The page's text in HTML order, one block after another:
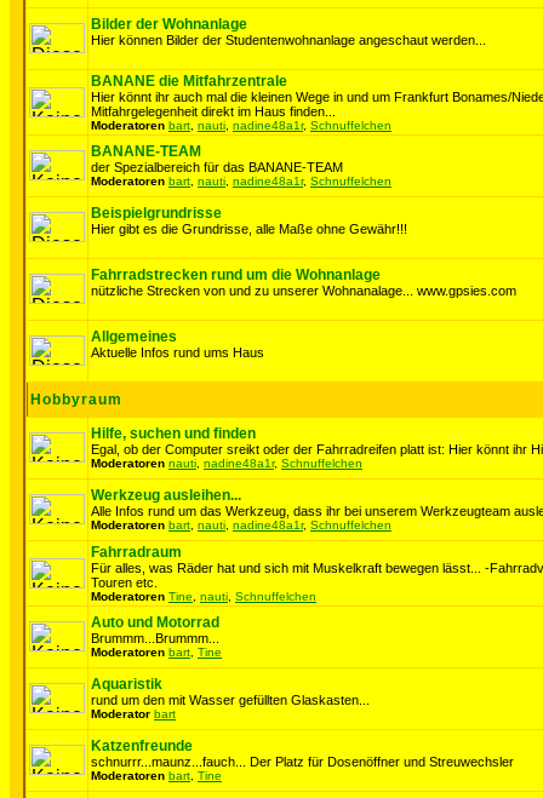
Bilder der Wohnanlage
Hier können Bilder der Studentenwohnanlage angeschaut werden...
BANANE die Mitfahrzentrale
Hier könnt ihr auch mal die kleinen Wege in und um Frankfurt Bonames/
Mitfahrgelegenheit direkt im Haus finden...
Moderatoren bart nauti nadine48a1r, Schnuffelchen
BANANE-TEAM
der Spezialbereich für das BANANE-TEAM
Moderatoren bart nauti nadine48a1r, Schnuffelchen
Beispielgrundrisse
Hier gibt es die Grundrisse, alle Maße ohne Gewähr!!!
Fahrradstrecken rund um die Wohnanlage
nützliche Strecken von und zu unserer Wohnanalage... www.gpsies.com
Allgemeines
Aktuelle Infos rund ums Haus
Hobbyraum
Hilfe, suchen und finden
Egal, ob der Computer sreikt oder der Fahrradreifen platt ist: Hier könnt ihr
Moderatoren nauti nadine48a1r, Schnuffelchen
Werkzeug ausleihen...
Alle Infos rund um das Werkzeug, dass ihr bei unserem Werkzeugteam
Moderatoren bart nauti nadine48a1r, Schnuffelchen
Fahrradraum
Für alles, was Räder hat und sich mit Muskelkraft bewegen lässt... -
Touren etc.
Moderatoren Tine nauti Schnuffelchen
Auto und Motorrad
Brummm...Brummm...
Moderatoren bart Tine
Aquaristik
rund um den mit Wasser gefüllten Glaskasten...
Moderator bart
Katzenfreunde
schnurrr...maunz...fauch... Der Platz für Dosenöffner und Streuwechsler
Moderatoren bart Tine